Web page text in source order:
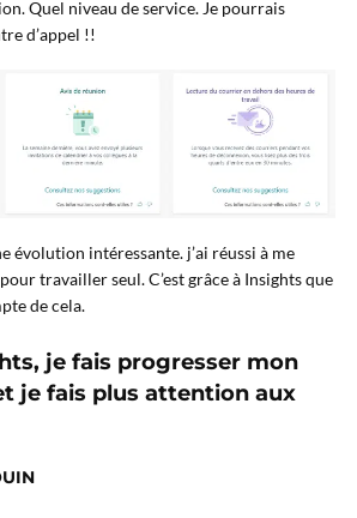
Quel niveau de service. Je pourrais
d’appel !!
évolution intéressante. j’ai réussi à me
travailler seul. C’est grâce à Insights que
de cela.
je fais progresser mon
je fais plus attention aux